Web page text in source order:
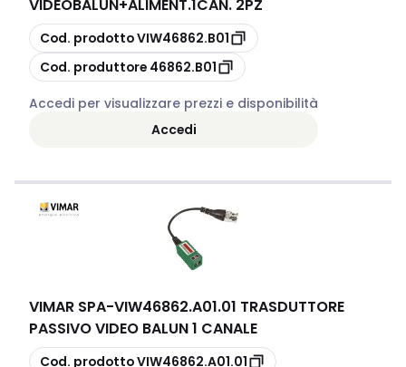
VIDEOBALUN+ALIMENT.1CAN. 2PZ
copia
Cod. prodottoVIW46862.B01
copia
Cod. produttore 46862.B01
Accedi per visualizzare prezzi e disponibilità
Accedi
VIMAR SPA-VIW46862.A01.01 TRASDUTTORE
PASSIVO VIDEO BALUN 1 CANALE
copia
Cod. prodottoVIW46862.A01.01